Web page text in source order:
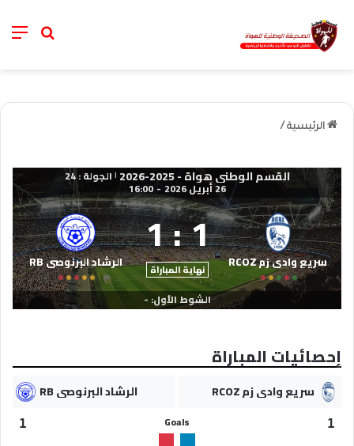
خانة
الرئيسية /
القسم الوطني هواة - 2025-2026 | الجولة : 24
26 أبريل 2026 -
16:00
سريع وادي زم RCOZ 1
:
1
نهاية المباراة الرشاد البرنوصي RB
الشوط الأول: -
إحصائيات المباراة
سريع وادي زم RCOZ الرشاد البرنوصي RB
1
Goals
1